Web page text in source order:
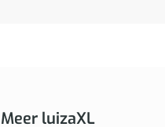
Meer luizaXL